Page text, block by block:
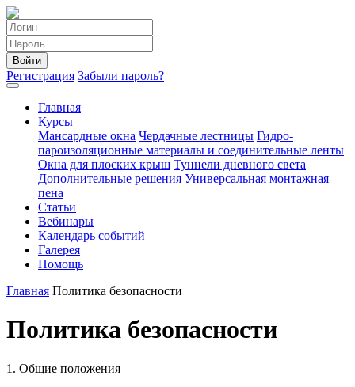
Войти
Регистрация Забыли пароль?
Главная
Курсы
Мансардные окна Чердачные лестницы Гидро-
пароизоляционные материалы и соединительные ленты
Окна для плоских крыш Туннели дневного света
Дополнительные решения Универсальная монтажная
пена
Статьи
Вебинары
Календарь событий
Галерея
Помощь
Главная Политика безопасности
Политика безопасности
1. Общие положения